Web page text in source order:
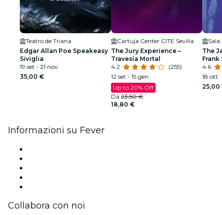
Teatro de Triana
Edgar Allan Poe Speakeasy
Siviglia
19 set - 21 nov
35,00 €
Cartuja Center CITE Sevilla
The Jury Experience –
Travesía Mortal
4.2
(255)
12 set - 15 gen
Up to 20% Off
Da 23,50 €
18,80 €
The
Frank
4.6
18 ott
25,00
Informazioni su Fever
Collabora con noi